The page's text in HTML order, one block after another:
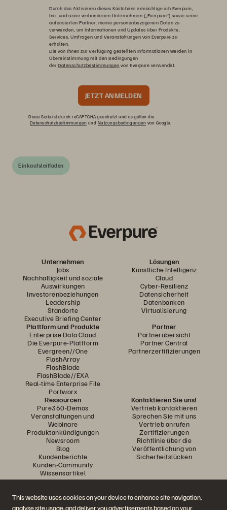
This website uses cookies on your device to enhance site navigation,
analyse site usage, and deliver you advertisements based on your
Durch das Aktivieren dieses Kästchens ermächtige ich Everpure,
Inc. und seine verbundenen Unternehmen („Everpure“) sowie seine
autorisierten Partner, meine personenbezogenen Daten zu
verwenden, um Informationen und Updates über Produkte,
Services, Umfragen und Veranstaltungen von Everpure zu
erhalten.
Die von Ihnen zur Verfügung gestellten Informationen werden in
Übereinstimmung mit den Bedingungen
der Datenschutzbestimmungen von Everpure verwendet.
JETZT ANMELDEN
Diese Seite ist durch reCAPTCHA geschützt und es gelten die
Datenschutzbestimmungen und Nutzungsbedingungen von Google.
Einkaufsleitfaden
Unternehmen
Jobs
Nachhaltigkeit und soziale
Auswirkungen
Investorenbeziehungen
Leadership
Standorte
Executive Briefing Center
Lösungen
Künstliche Intelligenz
Cloud
Cyber-Resilienz
Datensicherheit
Datenbanken
Virtualisierung
Plattform und Produkte
Enterprise Data Cloud
Die Everpure-Plattform
Evergreen//One
FlashArray
FlashBlade
FlashBlade//EXA
Real-time Enterprise File
Portworx
Partner
Partnerübersicht
Partner Central
Partnerzertifizierungen
Ressourcen
Pure360-Demos
Veranstaltungen und
Webinare
Produktankündigungen
Newsroom
Blog
Kundenberichte
Kunden-Community
Wissensartikel
Kontaktieren Sie uns!
Vertrieb kontaktieren
Sprechen Sie mit uns
Vertrieb anrufen
Zertifizierungen
Richtlinie über die
Veröffentlichung von
Sicherheitslücken
Diskutiere mit